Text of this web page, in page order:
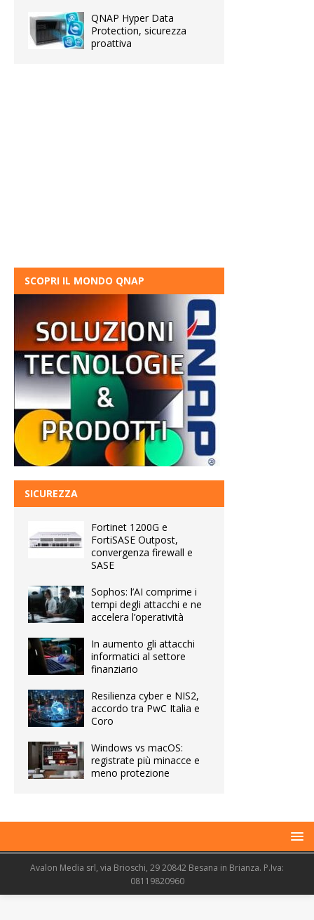
QNAP Hyper Data
Protection, sicurezza
proattiva
SCOPRI IL MONDO QNAP
SICUREZZA
Fortinet 1200G e
FortiSASE Outpost,
convergenza firewall e
SASE
Sophos: l’AI comprime i
tempi degli attacchi e ne
accelera l’operatività
In aumento gli attacchi
informatici al settore
finanziario
Resilienza cyber e NIS2,
accordo tra PwC Italia e
Coro
Windows vs macOS:
registrate più minacce e
meno protezione
Avalon Media srl, via Brioschi, 29 20842 Besana in Brianza. P.Iva:
08119820960